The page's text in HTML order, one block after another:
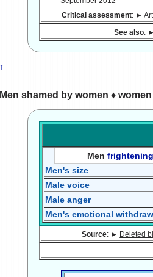
Critical assessment: ►
See also:
↑
Men shamed by women ♦
Men frightening
Men's size
Male voice
Male anger
Men's emotional
Source: ► Deleted